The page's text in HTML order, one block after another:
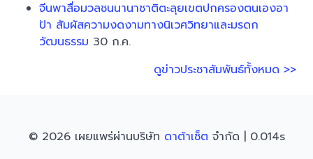
จีนพาสื่อมวลชนนานาชาติตะลุยเขตปกครองตนเองอา
ป้า สัมผัสความงดงามทางนิเวศวิทยาและมรดก
วัฒนธรรม 30 ก.ค.
ดูข่าวประชาสัมพันธ์ทั้งหมด >>
© 2026 เผยแพร่ผ่านบริษัท ดาต้าเซ็ต จำกัด | 0.014s